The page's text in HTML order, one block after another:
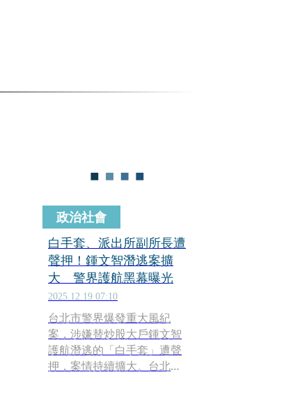
政治社會
白手套、派出所副所長遭
聲押！鍾文智潛逃案擴
大 警界護航黑幕曝光
2025.12.19 07:10
台北市警界爆發重大風紀
案，涉嫌替炒股大戶鍾文智
護航潛逃的「白手套」遭聲
押，案情持續擴大。台北地